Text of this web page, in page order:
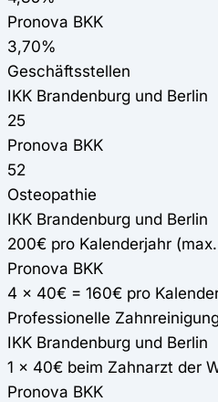
Pronova BKK
3,70%
Geschäftsstellen
IKK Brandenburg und Berlin
25
Pronova BKK
52
Osteopathie
IKK Brandenburg und Berlin
200€ pro Kalenderjahr
Pronova BKK
4 x 40€ = 160€ pro
Professionelle
IKK Brandenburg und Berlin
1 x 40€ beim Zahnarzt der
Pronova BKK